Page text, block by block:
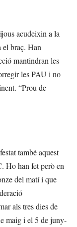
acudeixin a la
el braç. Han
mantindran les
les PAU i no
“Prou de
també aquest
Ho han fet però en
del matí i que
als tres dies de
maig i el 5 de juny-